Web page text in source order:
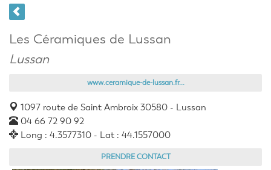
Les Céramiques de Lussan
Lussan
www.ceramique-de-lussan.fr...
1097 route de Saint Ambroix 30580 - Lussan
04 66 72 90 92
Long : 4.3577310 - Lat : 44.1557000
PRENDRE CONTACT